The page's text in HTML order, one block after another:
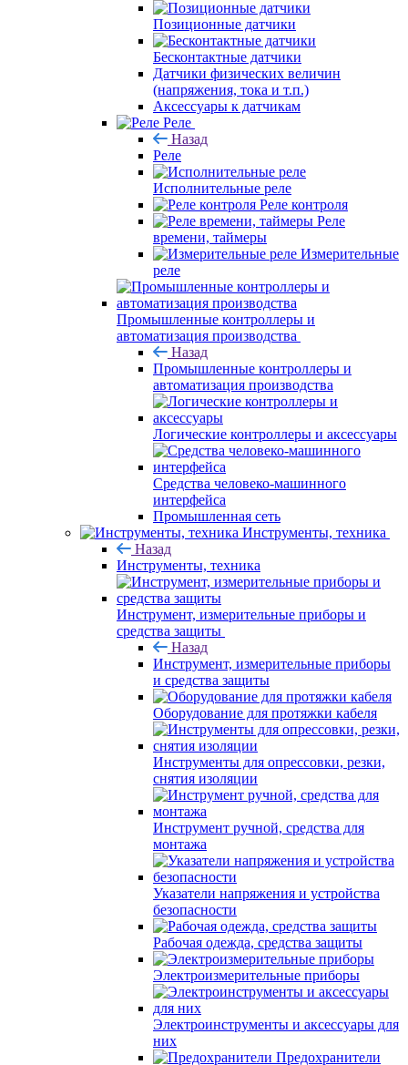
Позиционные датчики
Бесконтактные датчики
Датчики физических величин
(напряжения, тока и т.п.)
Аксессуары к датчикам
Реле
Назад
Реле
Исполнительные реле
Реле контроля
Реле
времени, таймеры
Измерительные
реле
Промышленные контроллеры и
автоматизация производства
Назад
Промышленные контроллеры и
автоматизация производства
Логические контроллеры и аксессуары
Средства человеко-машинного
интерфейса
Промышленная сеть
Инструменты, техника
Назад
Инструменты, техника
Инструмент, измерительные приборы и
средства защиты
Назад
Инструмент, измерительные приборы
и средства защиты
Оборудование для протяжки кабеля
Инструменты для опрессовки, резки,
снятия изоляции
Инструмент ручной, средства для
монтажа
Указатели напряжения и устройства
безопасности
Рабочая одежда, средства защиты
Электроизмерительные приборы
Электроинструменты и аксессуары для
них
Предохранители